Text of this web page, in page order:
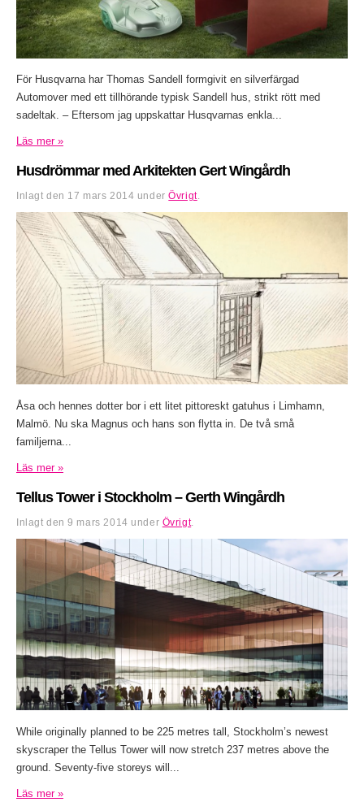
För Husqvarna har Thomas Sandell formgivit en silverfärgad
Automover med ett tillhörande typisk Sandell hus, strikt rött med
sadeltak. – Eftersom jag uppskattar Husqvarnas enkla...
Läs mer »
Husdrömmar med Arkitekten Gert Wingårdh
Inlagt den 17 mars 2014 underÖvrigt.
Åsa och hennes dotter bor i ett litet pittoreskt gatuhus i Limhamn,
Malmö. Nu ska Magnus och hans son flytta in. De två små
familjerna...
Läs mer »
Tellus Tower i Stockholm – Gerth Wingårdh
Inlagt den9 mars 2014 under Övrigt.
While originally planned to be 225 metres tall, Stockholm’s newest
skyscraper the Tellus Tower will now stretch 237 metres above the
ground. Seventy-five storeys will...
Läs mer »